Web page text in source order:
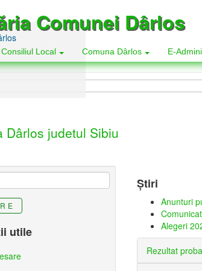
Comunei Dârlos
Consiliul Local Comuna Dârlos E-
Dârlos judetul Sibiu
Știri
Anunturi
Alegeri
Rezultat
utile